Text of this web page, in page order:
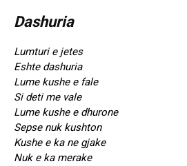
Dashuria
Lumturi e jetes
Eshte dashuria
Lume kushe e fale
Si deti me vale
Lume kushe e dhurone
Sepse nuk kushton
Kushe e ka ne gjake
Nuk e ka merake